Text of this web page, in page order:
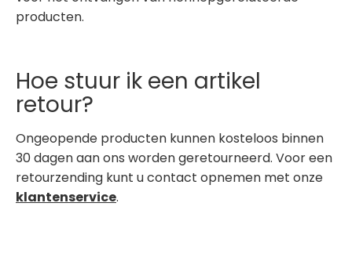
producten.
Hoe stuur ik een artikel
retour?
Ongeopende producten kunnen kosteloos binnen
30 dagen aan ons worden geretourneerd. Voor een
retourzending kunt u contact opnemen met onze
klantenservice.